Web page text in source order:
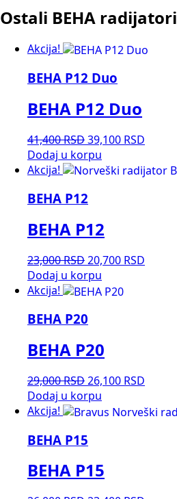
količina
Ostali BEHA radijatori
Akcija!
BEHA P12 Duo
BEHA P12 Duo
41,400RSDOriginalna
cena
je
41,400 RSD.
39,100 RSD
je:
Dodaj u korpu
Akcija!
BEHA P12
BEHA P12
23,000RSD Originalna
cena
je
23,000 RSD.
20,700 RSD
Dodaj u korpu
Akcija!
BEHA P20
BEHA P20
29,000RSD Originalna
cena
je
29,000 RSD.
26,100 RSD
je:
Dodaj u korpu
Akcija!
BEHA P15
BEHA P15